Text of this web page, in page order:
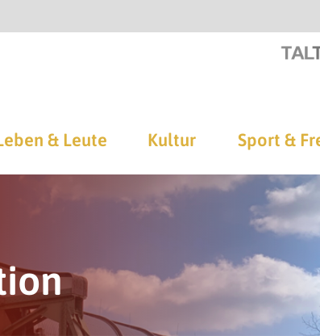
& Leute Kultur Sport &